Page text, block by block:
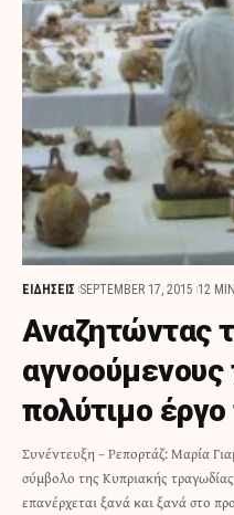
ΕΙΔΗΣΕΙΣ SEPTEMBER 17, 2015 12
Αναζητώντας
πολύτιμο
Συνέντευξη – Ρεπορτάζ: Μαρία
σύμβολο της Κυπριακής
επανέρχεται ξανά και ξανά στο